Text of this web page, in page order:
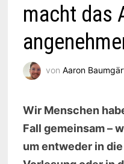
macht das
von Aaron
Wir Menschen
Fall gemeinsam –
um entweder in